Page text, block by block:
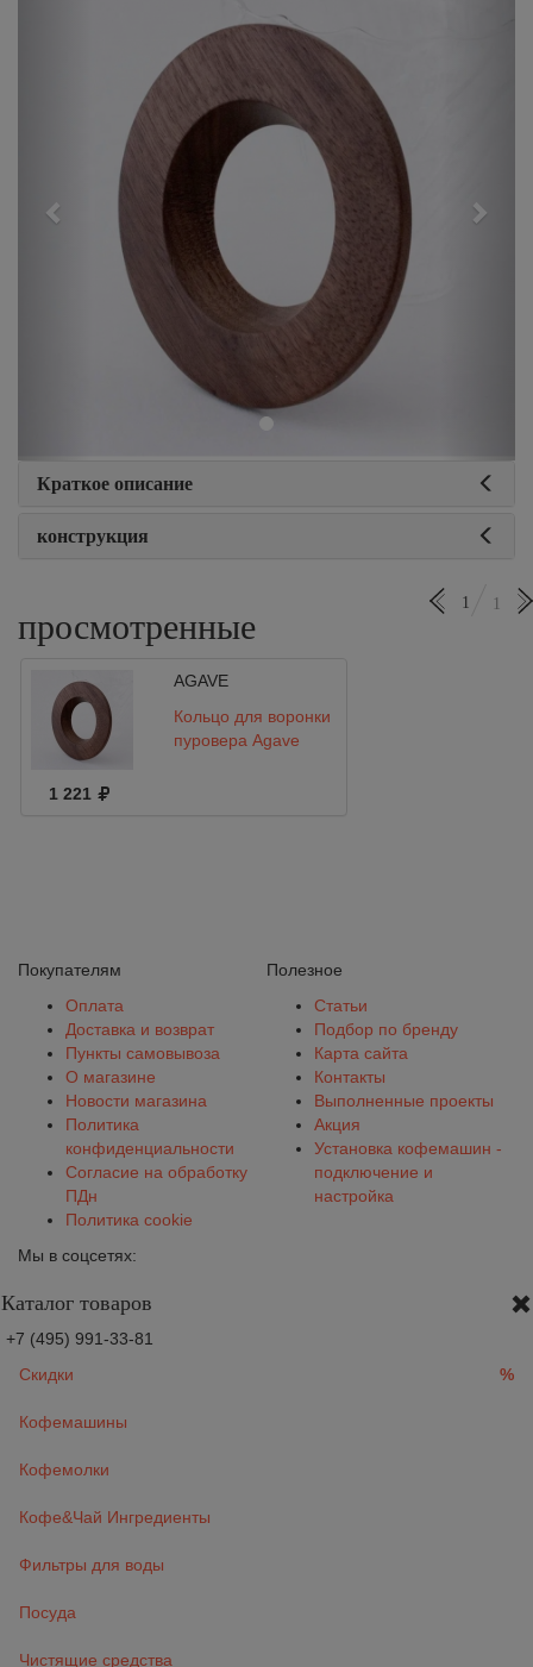
Краткое описание
конструкция
просмотренные
1 1
AGAVE
Кольцо для воронки
пуровера Agave
1 221
Покупателям
Оплата
Доставка и возврат
Пункты самовывоза
О магазине
Новости магазина
Политика
конфиденциальности
Согласие на обработку
ПДн
Политика cookie
Полезное
Статьи
Подбор по бренду
Карта сайта
Контакты
Выполненные проекты
Акция
Установка кофемашин -
подключение и
настройка
Мы в соцсетях:
Каталог товаров
+7 (495) 991-33-81
Скидки
%
Кофемашины
Кофемолки
Кофе&Чай Ингредиенты
Фильтры для воды
Посуда
Чистящие средства